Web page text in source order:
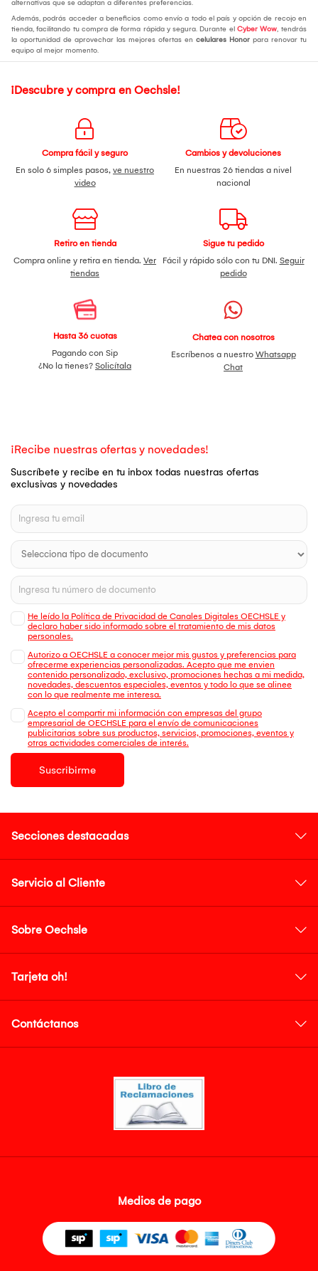
alternativas que se adaptan a diferentes preferencias.
Además, podrás acceder a beneficios como envío a todo el país y opción de recojo en
tienda, facilitando tu compra de forma rápida y segura. Durante el Cyber Wow, tendrás
la oportunidad de aprovechar las mejores ofertas en celulares Honor para renovar tu
equipo al mejor momento.
¡Descubre y compra en Oechsle!
Compra fácil y seguro
En solo 6 simples pasos, ve nuestro
video
Cambios y devoluciones
En nuestras 26 tiendas a nivel
nacional
Retiro en tienda
Compra online y retira en tienda. Ver
tiendas
Sigue tu pedido
Fácil y rápido sólo con tu DNI. Seguir
pedido
Hasta 36 cuotas
Pagando con Sip
¿No la tienes? Solicítala
Chatea con nosotros
Escríbenos a nuestro Whatsapp
Chat
¡Recibe nuestras ofertas y novedades!
Suscríbete y recibe en tu inbox todas nuestras ofertas
exclusivas y novedades
He leído la Política de Privacidad de Canales Digitales OECHSLE y
declaro haber sido informado sobre el tratamiento de mis datos
personales.
Autorizo a OECHSLE a conocer mejor mis gustos y preferencias para
ofrecerme experiencias personalizadas. Acepto que me envien
contenido personalizado, exclusivo, promociones hechas a mi medida,
novedades, descuentos especiales, eventos y todo lo que se alinee
con lo que realmente me interesa.
Acepto el compartir mi información con empresas del grupo
empresarial de OECHSLE para el envío de comunicaciones
publicitarias sobre sus productos, servicios, promociones, eventos y
otras actividades comerciales de interés.
Suscribirme
Secciones destacadas
Servicio al Cliente
Sobre Oechsle
Tarjeta oh!
Contáctanos
Medios de pago